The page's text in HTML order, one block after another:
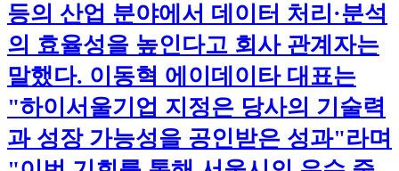
등의 산업 분야에서 데이터 처리·분석
의 효율성을 높인다고 회사 관계자는
말했다. 이동혁 에이데이타 대표는
"하이서울기업 지정은 당사의 기술력
과 성장 가능성을 공인받은 성과"라며